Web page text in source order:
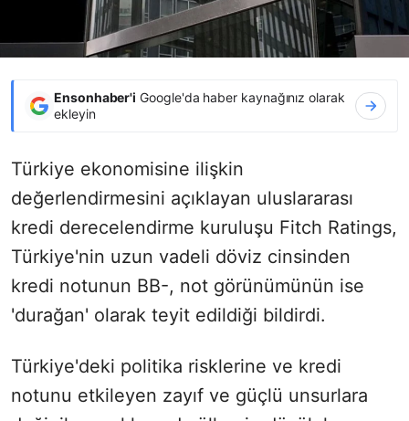
Ensonhaber'i Google'da haber kaynağınız olarak
ekleyin
Türkiye ekonomisine ilişkin
değerlendirmesini açıklayan uluslararası
kredi derecelendirme kuruluşu Fitch Ratings,
Türkiye'nin uzun vadeli döviz cinsinden
kredi notunun BB-, not görünümünün ise
'durağan' olarak teyit edildiği bildirdi.
Türkiye'deki politika risklerine ve kredi
notunu etkileyen zayıf ve güçlü unsurlara